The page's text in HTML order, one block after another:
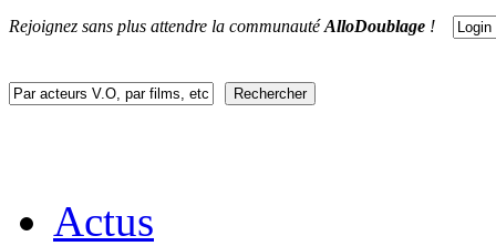
Rejoignez sans plus attendre la communautéAlloDoublage !
Actus